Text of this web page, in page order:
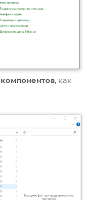
, как